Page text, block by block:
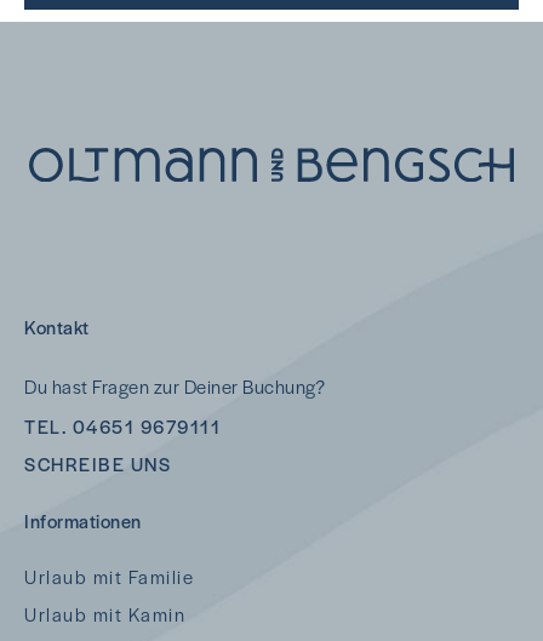
Kontakt
Du hast Fragen zur Deiner Buchung?
TEL. 04651 9679111
SCHREIBE UNS
Informationen
Urlaub mit Familie
Urlaub mit Kamin